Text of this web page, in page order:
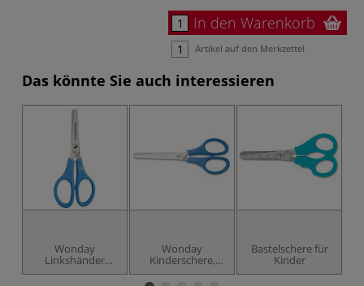
In den Warenkorb
Artikel auf den Merkzettel
Das könnte Sie auch interessieren
Wonday
Linkshänder
Schere Ambi 13
Wonday
Kinderschere,
rund, 15 cm
Bastelschere für
Kinder